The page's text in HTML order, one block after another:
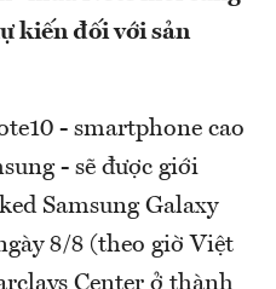
kiến đối với sản
- smartphone cao
- sẽ được giới
Samsung Galaxy
8/8 (theo giờ Việt
Center ở thành